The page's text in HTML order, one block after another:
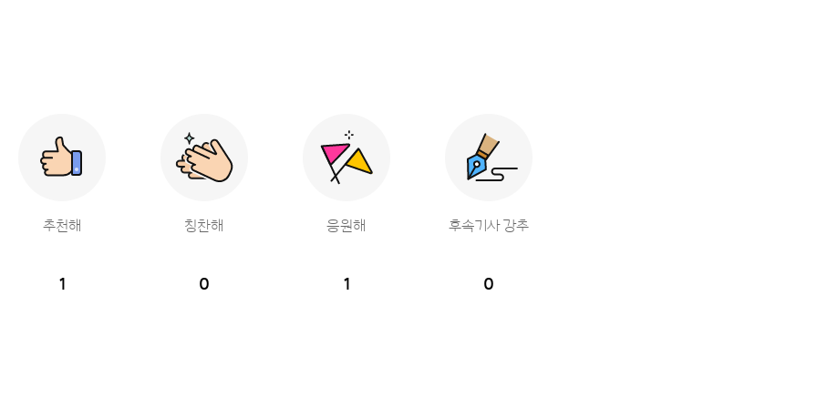
추천해
1
칭찬해
0
응원해
1
후속기사 강추
0